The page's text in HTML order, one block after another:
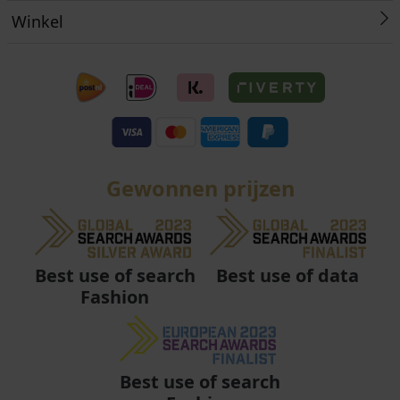
Winkel
Gewonnen prijzen
Best use of search
Fashion
Best use of data
Best use of search